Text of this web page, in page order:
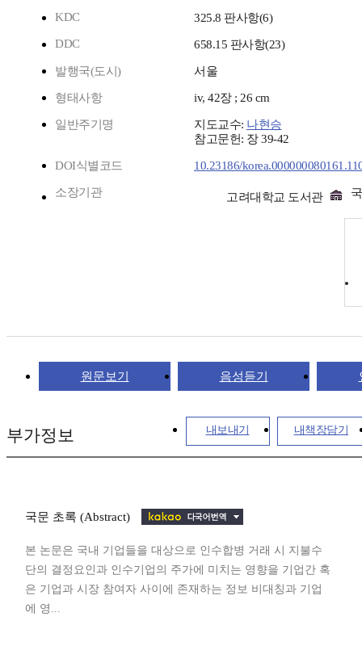
KDC
325.8 판사항(6)
DDC
658.15 판사항(23)
발행국(도시) 서울
형태사항 iv, 42장 ; 26 cm
일반주기명 지도교수: 나현승
참고문헌: 장 39-42
DOI식별코드 10.23186/
소장기관 고려대학교 도서관
원문보기 음성듣기
내보내기 내책장담기
부가정보
국문 초록 (Abstract)
본 논문은 국내 기업들을 대상으로 인수합병 거래 시 지불수
단의 결정요인과 인수기업의 주가에 미치는 영향을 기업간 혹
은 기업과 시장 참여자 사이에 존재하는 정보 비대칭과 기업
에 영...